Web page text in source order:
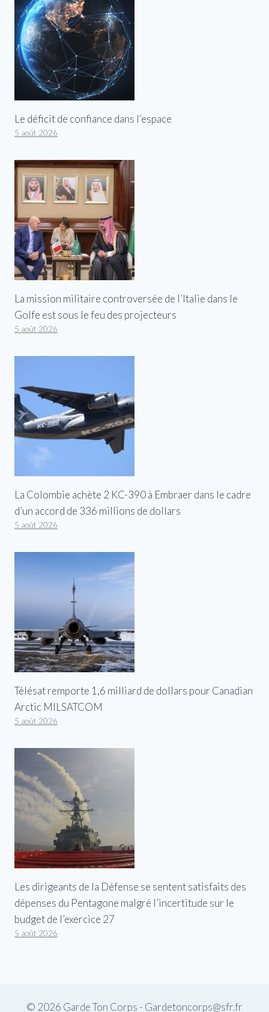
Le déficit de confiance dans l’espace
5 août 2026
La mission militaire controversée de l’Italie dans le
Golfe est sous le feu des projecteurs
5 août 2026
La Colombie achète 2 KC-390 à Embraer dans le cadre
d’un accord de 336 millions de dollars
5 août 2026
Télésat remporte 1,6 milliard de dollars pour Canadian
Arctic MILSATCOM
5 août 2026
Les dirigeants de la Défense se sentent satisfaits des
dépenses du Pentagone malgré l’incertitude sur le
budget de l’exercice 27
5 août 2026
© 2026 Garde Ton Corps - Gardetoncorps@sfr.fr